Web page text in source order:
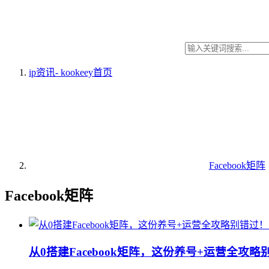
ip资讯- kookeey首页
Facebook矩阵
Facebook矩阵
从0搭建Facebook矩阵，这份养号+运营全攻略